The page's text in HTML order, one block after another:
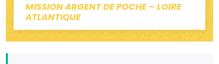
MISSION ARGENT DE POCHE – LOIRE
ATLANTIQUE